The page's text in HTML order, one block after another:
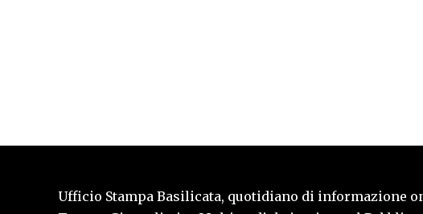
Ufficio Stampa Basilicata, quotidiano di informazione